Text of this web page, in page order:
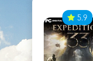
5.9